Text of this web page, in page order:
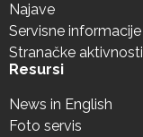
Najave
Servisne informacije
Stranačke aktivnosti
Resursi
News in English
Foto servis